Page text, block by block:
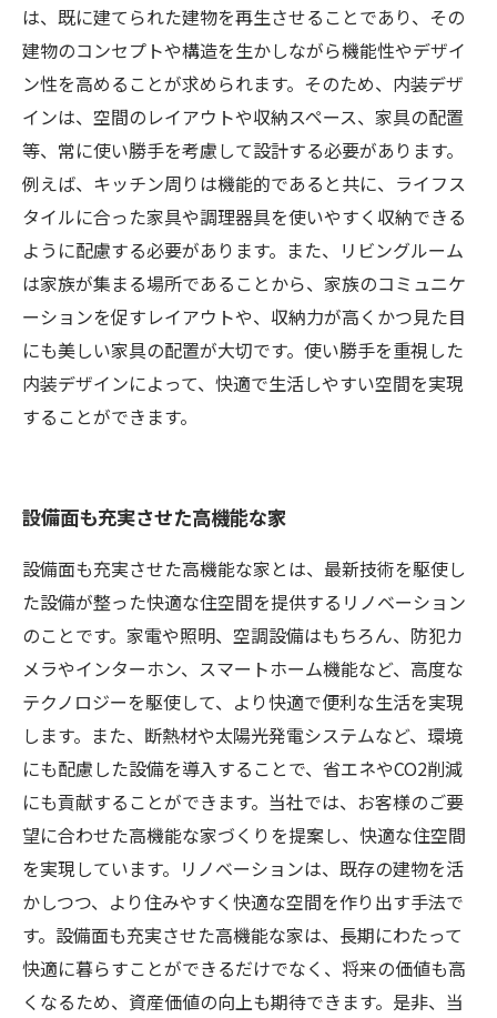
は、既に建てられた建物を再生させることであり、その
建物のコンセプトや構造を生かしながら機能性やデザイ
ン性を高めることが求められます。そのため、内装デザ
インは、空間のレイアウトや収納スペース、家具の配置
等、常に使い勝手を考慮して設計する必要があります。
例えば、キッチン周りは機能的であると共に、ライフス
タイルに合った家具や調理器具を使いやすく収納できる
ように配慮する必要があります。また、リビングルーム
は家族が集まる場所であることから、家族のコミュニケ
ーションを促すレイアウトや、収納力が高くかつ見た目
にも美しい家具の配置が大切です。使い勝手を重視した
内装デザインによって、快適で生活しやすい空間を実現
することができます。
設備面も充実させた高機能な家
設備面も充実させた高機能な家とは、最新技術を駆使し
た設備が整った快適な住空間を提供するリノベーション
のことです。家電や照明、空調設備はもちろん、防犯カ
メラやインターホン、スマートホーム機能など、高度な
テクノロジーを駆使して、より快適で便利な生活を実現
します。また、断熱材や太陽光発電システムなど、環境
にも配慮した設備を導入することで、省エネやCO2削減
にも貢献することができます。当社では、お客様のご要
望に合わせた高機能な家づくりを提案し、快適な住空間
を実現しています。リノベーションは、既存の建物を活
かしつつ、より住みやすく快適な空間を作り出す手法で
す。設備面も充実させた高機能な家は、長期にわたって
快適に暮らすことができるだけでなく、将来の価値も高
くなるため、資産価値の向上も期待できます。是非、当